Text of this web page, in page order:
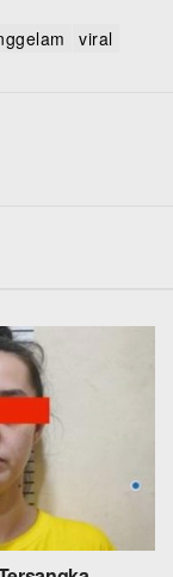
tenggelam